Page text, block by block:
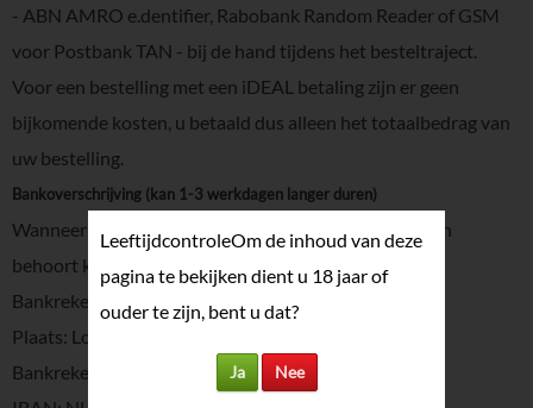
LeeftijdcontroleOm de inhoud van deze
pagina te bekijken dient u 18 jaar of
ouder te zijn, bent u dat?
Ja Nee
- ABN AMRO e.dentifier, Rabobank Random Reader of GSM
voor Postbank TAN - bij de hand tijdens het besteltraject.
Voor een bestelling met een iDEAL betaling zijn er geen
bijkomende kosten, u betaald dus alleen het totaalbedrag van
uw bestelling.
Bankoverschrijving (kan 1-3 werkdagen langer duren)
Wanneer betaling via iDEAL niet tot de mogelijkheden
behoort kun je kiezen voor vooruitbetalen per bank.
Bankrekeninghouder: Exclusive Drinks
Plaats: Lopik
Bankrekeningnummer: 160685966